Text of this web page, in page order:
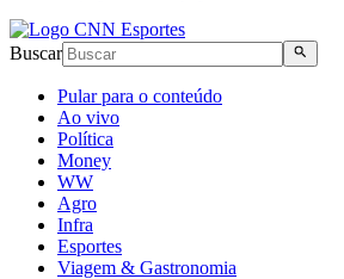
Buscar
Pular para o conteúdo
Ao vivo
Política
Money
WW
Agro
Infra
Esportes
Viagem & Gastronomia